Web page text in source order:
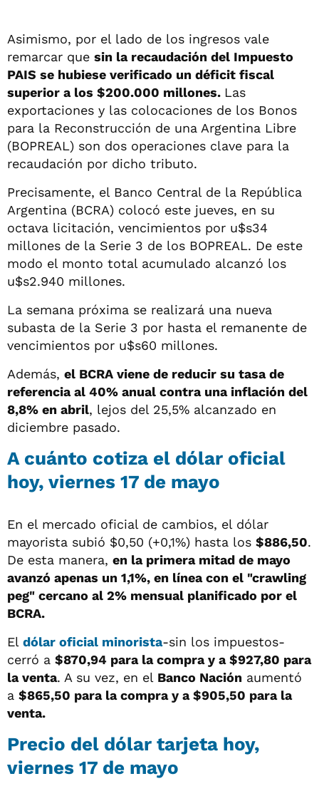
Asimismo, por el lado de los ingresos vale
remarcar que sin la recaudación del Impuesto
PAIS se hubiese verificado un déficit fiscal
superior a los $200.000 millones. Las
exportaciones y las colocaciones de los Bonos
para la Reconstrucción de una Argentina Libre
(BOPREAL) son dos operaciones clave para la
recaudación por dicho tributo.
Precisamente, el Banco Central de la República
Argentina (BCRA) colocó este jueves, en su
octava licitación, vencimientos por u$s34
millones de la Serie 3 de los BOPREAL. De este
modo el monto total acumulado alcanzó los
u$s2.940 millones.
La semana próxima se realizará una nueva
subasta de la Serie 3 por hasta el remanente de
vencimientos por u$s60 millones.
Además, el BCRA viene de reducir su tasa de
referencia al 40% anual contra una inflación del
8,8% en abril, lejos del 25,5% alcanzado en
diciembre pasado.
A cuánto cotiza el dólar oficial
hoy, viernes 17 de mayo
En el mercado oficial de cambios, el dólar
mayorista subió $0,50 (+0,1%) hasta los $886,50.
De esta manera, en la primera mitad de mayo
avanzó apenas un 1,1%, en línea con el "crawling
peg" cercano al 2% mensual planificado por el
BCRA.
El dólar oficial minorista-sin los impuestos-
cerró a $870,94 para la compra y a $927,80 para
la venta. A su vez, en el Banco Nación aumentó
a $865,50 para la compra y a $905,50 para la
venta.
Precio del dólar tarjeta hoy,
viernes 17 de mayo